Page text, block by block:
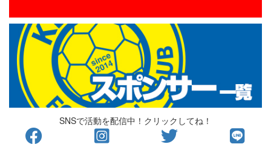
SNSで活動を配信中！クリックしてね！